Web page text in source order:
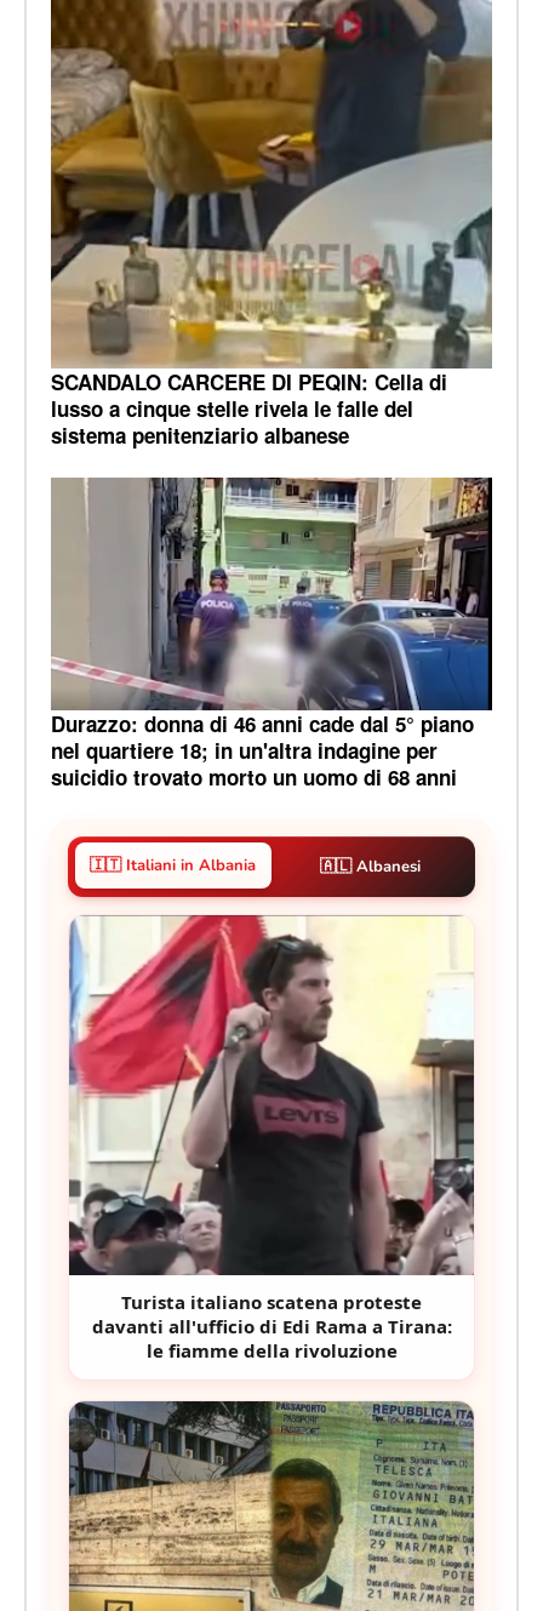
SCANDALO CARCERE DI PEQIN: Cella di
lusso a cinque stelle rivela le falle del
sistema penitenziario albanese
Durazzo: donna di 46 anni cade dal 5° piano
nel quartiere 18; in un'altra indagine per
suicidio trovato morto un uomo di 68 anni
🇮🇹 Italiani in Albania 🇦🇱 Albanesi
Turista italiano scatena proteste
davanti all'ufficio di Edi Rama a Tirana:
le fiamme della rivoluzione